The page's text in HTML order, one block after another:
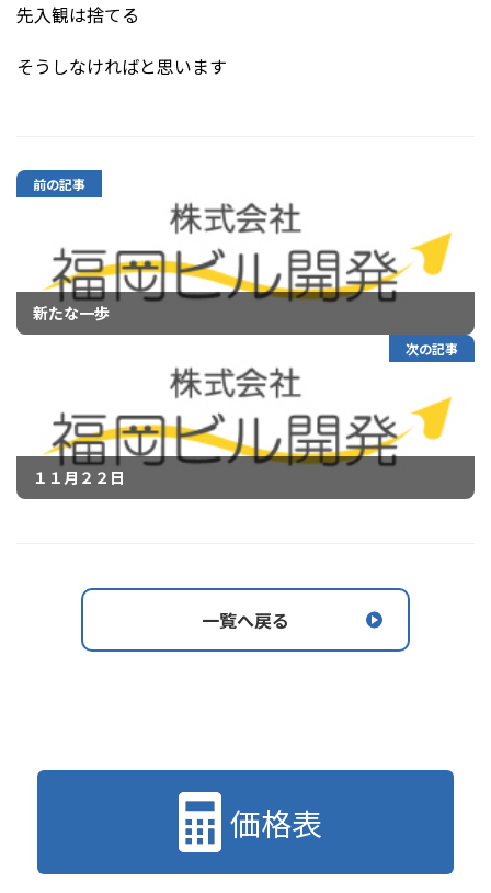
先入観は捨てる
そうしなければと思います
前の記事
新たな一歩
次の記事
１１月２２日
一覧へ戻る
価格表